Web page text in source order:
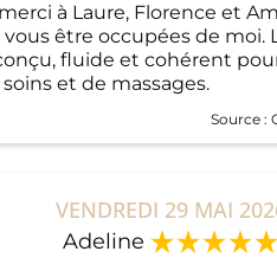
à Laure, Florence et
être occupées de moi.
fluide et cohérent
et de massages.
Source :
VENDREDI 29 MAI
Adeline